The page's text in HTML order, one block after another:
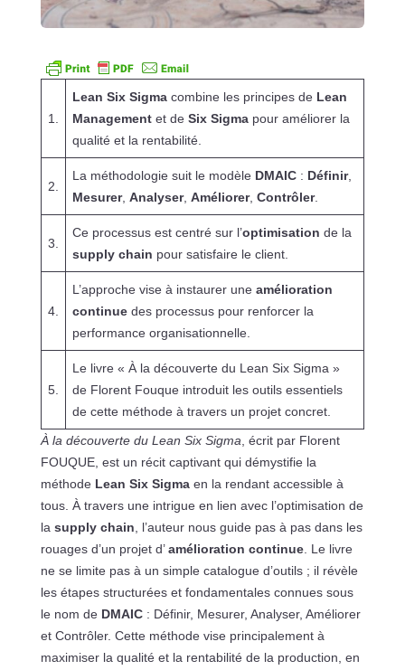
1.
Lean Six Sigmacombine les principes de Lean
Managementet de Six Sigmapour améliorer la
qualité et la rentabilité.
2.
La méthodologie suit le modèle DMAIC: Définir,
Mesurer, Analyser, Améliorer, Contrôler.
3.
Ce processus est centré sur l’optimisation de la
supply chain pour satisfaire le client.
4.
L’approche vise à instaurer une amélioration
continuedes processus pour renforcer la
performance organisationnelle.
5.
Le livre « À la découverte du Lean Six Sigma »
de Florent Fouque introduit les outils essentiels
de cette méthode à travers un projet concret.
À la découverte du Lean Six Sigma , écrit par Florent
FOUQUE, est un récit captivant qui démystifie la
méthode Lean Six Sigmaen la rendant accessible à
tous. À travers une intrigue en lien avec l’optimisation de
la supply chain , l’auteur nous guide pas à pas dans les
rouages d’un projet d’amélioration continue. Le livre
ne se limite pas à un simple catalogue d’outils ; il révèle
les étapes structurées et fondamentales connues sous
le nom de DMAIC: Définir, Mesurer, Analyser, Améliorer
et Contrôler. Cette méthode vise principalement à
maximiser la qualité et la rentabilité de la production, en